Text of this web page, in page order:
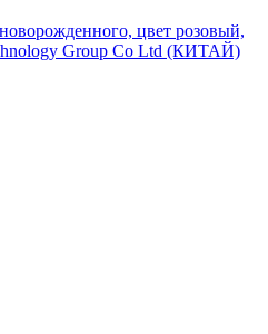
цвет розовый,
Group Co Ltd (КИТАЙ)